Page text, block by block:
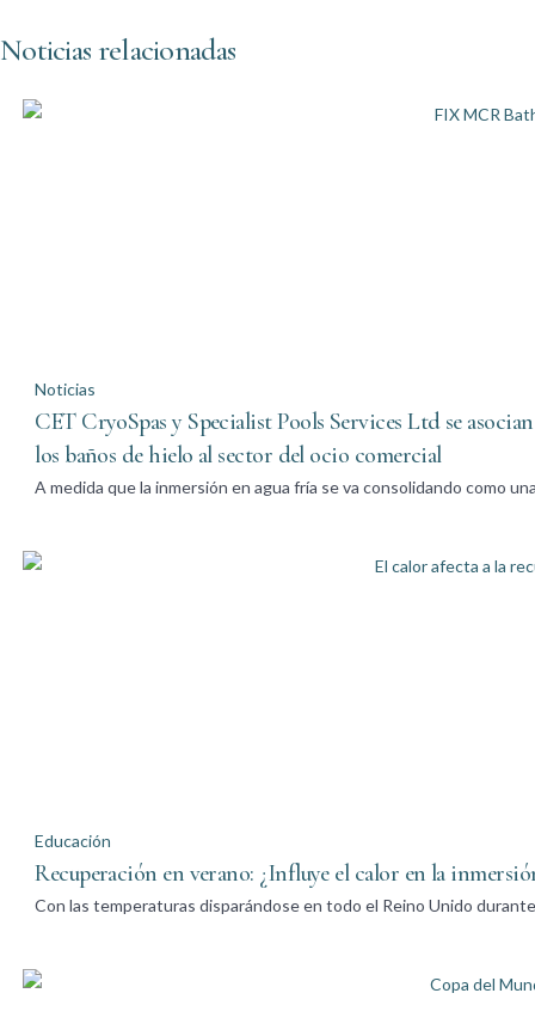
Noticias relacionadas
Noticias
CET CryoSpas y Specialist Pools Services Ltd se
los baños de hielo al sector del ocio comercial
A medida que la inmersión en agua fría se va consolidando como
Educación
Recuperación en verano: ¿Influye el calor en la
Con las temperaturas disparándose en todo el Reino Unido